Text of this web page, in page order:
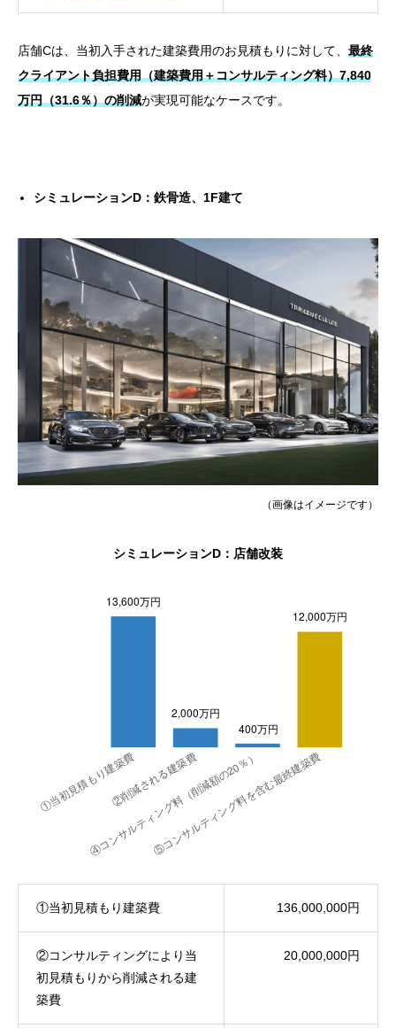
店舗Cは、当初入手された建築費用のお見積もりに対して、 最終
クライアント負担費用（建築費用＋コンサルティング料）7,840
万円（31.6％）の削減が実現可能なケースです。
シミュレーションD：鉄骨造、1F建て
（画像はイメージです）
シミュレーションD：店舗改装
①当初見積もり建築費 136,000,000円
②コンサルティングにより当
初見積もりから削減される建
築費
20,000,000円